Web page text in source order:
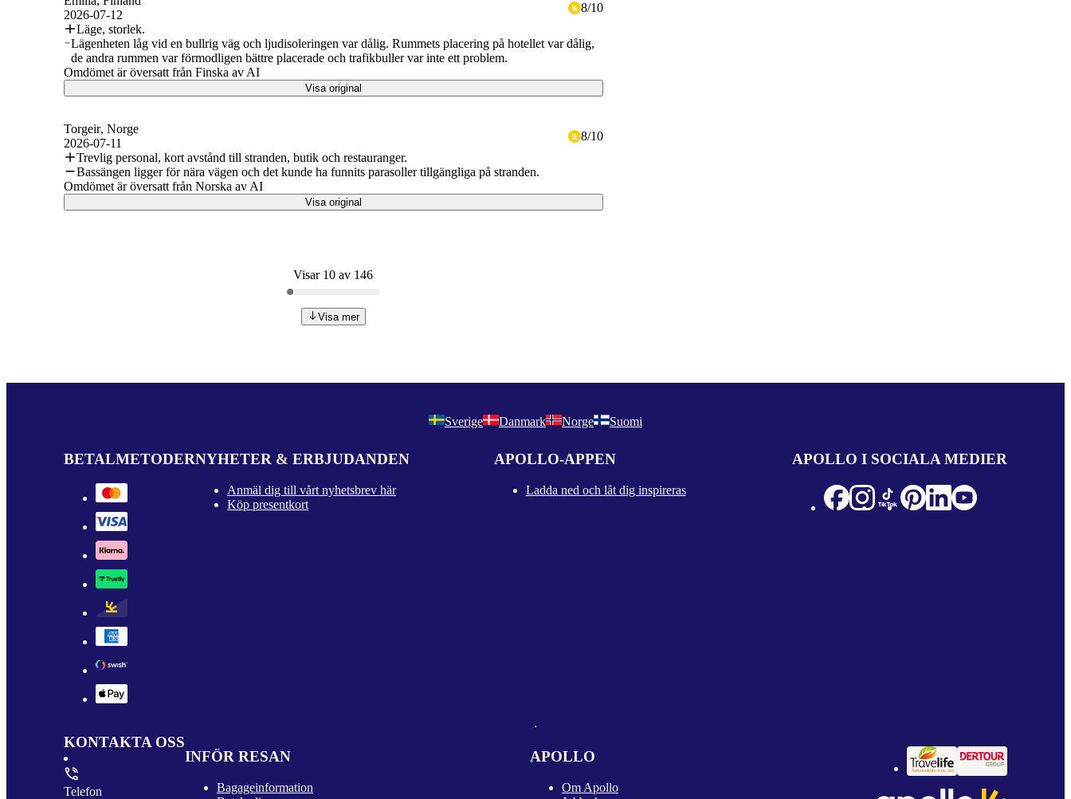
2026-07-12
8/10
Läge, storlek.
Lägenheten låg vid en bullrig väg och ljudisoleringen var dålig. Rummets placering på hotellet var dålig,
de andra rummen var förmodligen bättre placerade och trafikbuller var inte ett problem.
Omdömet är översatt från Finska av AI
Visa original
Torgeir, Norge
2026-07-11
8/10
Trevlig personal, kort avstånd till stranden, butik och restauranger.
Bassängen ligger för nära vägen och det kunde ha funnits parasoller tillgängliga på stranden.
Omdömet är översatt från Norska av AI
Visa original
Visar 10 av 146
Visa mer
Sverige Danmark Norge Suomi
BETALMETODERNYHETER & ERBJUDANDEN
Anmäl dig till vårt nyhetsbrev här
Köp presentkort
APOLLO-APPEN
Ladda ned och låt dig inspireras
APOLLO I SOCIALA MEDIER
KONTAKTA OSS
Telefon
INFÖR RESAN
Bagageinformation
APOLLO
Om Apollo